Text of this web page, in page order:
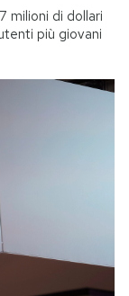
milioni di dollari
più giovani